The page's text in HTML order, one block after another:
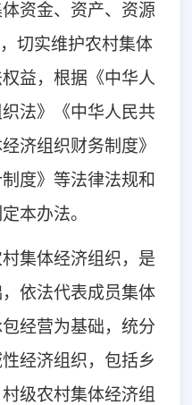
资金、资产、资源
切实维护农村集体
益，根据《中华人
法》《中华人民共
济组织财务制度》
度》等法律法规和
本办法。
集体经济组织，是
依法代表成员集体
经营为基础，统分
经济组织，包括乡
级农村集体经济组